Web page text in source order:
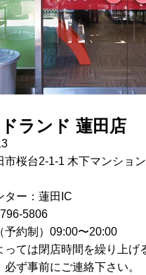
ドランド 蓮田店
市桜台2-1-1 木下マンショ
ター：蓮田IC
5806
予約制）09:00〜20:00
ては閉店時間を繰り上げ
必ず事前にご連絡下さい。